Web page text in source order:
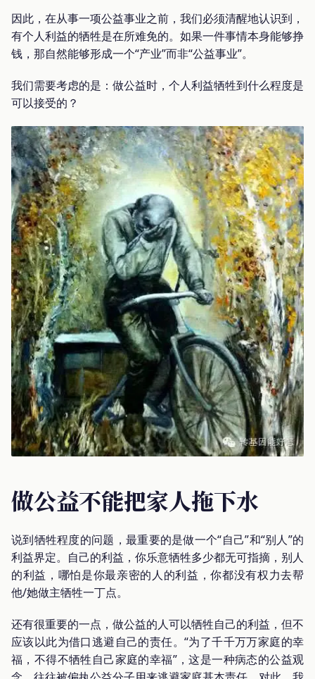
因此，在从事一项公益事业之前，我们必须清醒地认识到，
有个人利益的牺牲是在所难免的。如果一件事情本身能够挣
钱，那自然能够形成一个“产业”而非“公益事业”。
我们需要考虑的是：做公益时，个人利益牺牲到什么程度是
可以接受的？
做公益不能把家人拖下水
说到牺牲程度的问题，最重要的是做一个“自己”和“别人”的
利益界定。自己的利益，你乐意牺牲多少都无可指摘，别人
的利益，哪怕是你最亲密的人的利益，你都没有权力去帮
他/她做主牺牲一丁点。
还有很重要的一点，做公益的人可以牺牲自己的利益，但不
应该以此为借口逃避自己的责任。“为了千千万万家庭的幸
福，不得不牺牲自己家庭的幸福”，这是一种病态的公益观